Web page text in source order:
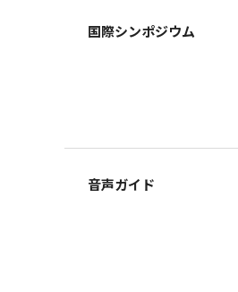
国際シンポジウム
音声ガイド